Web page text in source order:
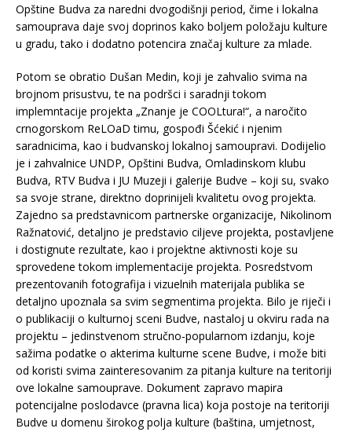
Opštine Budva za naredni dvogodišnji period, čime i lokalna
samouprava daje svoj doprinos kako boljem položaju kulture
u gradu, tako i dodatno potencira značaj kulture za mlade.
Potom se obratio Dušan Medin, koji je zahvalio svima na
brojnom prisustvu, te na podršci i saradnji tokom
implemntacije projekta „Znanje je COOLtura!“, a naročito
crnogorskom ReLOaD timu, gospođi Šćekić i njenim
saradnicima, kao i budvanskoj lokalnoj samoupravi. Dodijelio
je i zahvalnice UNDP, Opštini Budva, Omladinskom klubu
Budva, RTV Budva i JU Muzeji i galerije Budve – koji su, svako
sa svoje strane, direktno doprinijeli kvalitetu ovog projekta.
Zajedno sa predstavnicom partnerske organizacije, Nikolinom
Ražnatović, detaljno je predstavio ciljeve projekta, postavljene
i dostignute rezultate, kao i projektne aktivnosti koje su
sprovedene tokom implementacije projekta. Posredstvom
prezentovanih fotografija i vizuelnih materijala publika se
detaljno upoznala sa svim segmentima projekta. Bilo je riječi i
o publikaciji o kulturnoj sceni Budve, nastaloj u okviru rada na
projektu – jedinstvenom stručno-popularnom izdanju, koje
sažima podatke o akterima kulturne scene Budve, i može biti
od koristi svima zainteresovanim za pitanja kulture na teritoriji
ove lokalne samouprave. Dokument zapravo mapira
potencijalne poslodavce (pravna lica) koja postoje na teritoriji
Budve u domenu širokog polja kulture (baština, umjetnost,